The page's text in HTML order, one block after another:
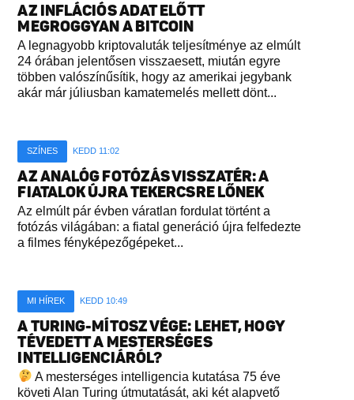
AZ INFLÁCIÓS ADAT ELŐTT
MEGROGGYAN A BITCOIN
A legnagyobb kriptovaluták teljesítménye az elmúlt
24 órában jelentősen visszaesett, miután egyre
többen valószínűsítik, hogy az amerikai jegybank
akár már júliusban kamatemelés mellett dönt...
SZÍNES KEDD 11:02
AZ ANALÓG FOTÓZÁS VISSZATÉR: A
FIATALOK ÚJRA TEKERCSRE LŐNEK
Az elmúlt pár évben váratlan fordulat történt a
fotózás világában: a fiatal generáció újra felfedezte
a filmes fényképezőgépeket...
MI HÍREK KEDD 10:49
A TURING-MÍTOSZ VÉGE: LEHET, HOGY
TÉVEDETT A MESTERSÉGES
INTELLIGENCIÁRÓL?
A mesterséges intelligencia kutatása 75 éve
követi Alan Turing útmutatását, aki két alapvető